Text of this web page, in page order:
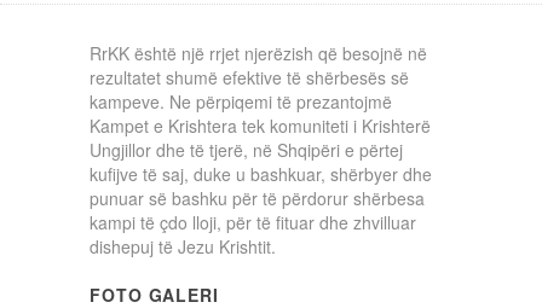
RrKK është një rrjet njerëzish që besojnë në
rezultatet shumë efektive të shërbesës së
kampeve. Ne përpiqemi të prezantojmë
Kampet e Krishtera tek komuniteti i Krishterë
Ungjillor dhe të tjerë, në Shqipëri e përtej
kufijve të saj, duke u bashkuar, shërbyer dhe
punuar së bashku për të përdorur shërbesa
kampi të çdo lloji, për të fituar dhe zhvilluar
dishepuj të Jezu Krishtit.
FOTO GALERI